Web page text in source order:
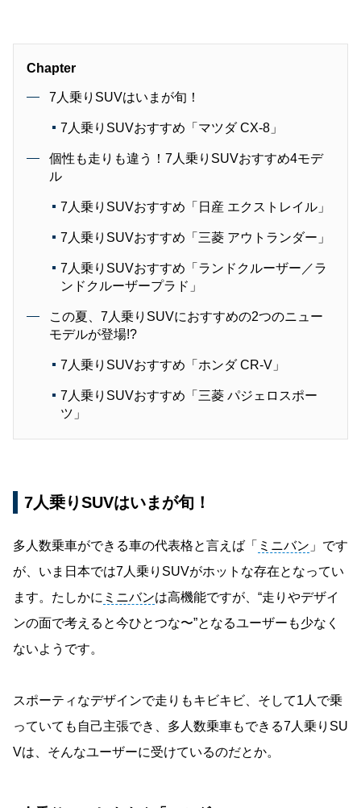
Chapter
7人乗りSUVはいまが旬！
7人乗りSUVおすすめ「マツダ CX-8」
個性も走りも違う！7人乗りSUVおすすめ4モデ
ル
7人乗りSUVおすすめ「日産 エクストレイル」
7人乗りSUVおすすめ「三菱 アウトランダー」
7人乗りSUVおすすめ「ランドクルーザー／ラ
ンドクルーザープラド」
この夏、7人乗りSUVにおすすめの2つのニュー
モデルが登場!?
7人乗りSUVおすすめ「ホンダ CR-V」
7人乗りSUVおすすめ「三菱 パジェロスポー
ツ」
7人乗りSUVはいまが旬！
多人数乗車ができる車の代表格と言えば「 ミニバン 」です
が、いま日本では7人乗りSUVがホットな存在となってい
ます。たしかに ミニバンは高機能ですが、“走りやデザイ
ンの面で考えると今ひとつな〜”となるユーザーも少なく
ないようです。
スポーティなデザインで走りもキビキビ、そして1人で乗
っていても自己主張でき、多人数乗車もできる7人乗りSU
Vは、そんなユーザーに受けているのだとか。